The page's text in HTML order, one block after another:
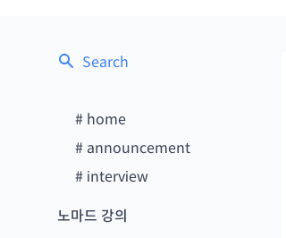
Search
# home
# announcement
# interview
노마드 강의